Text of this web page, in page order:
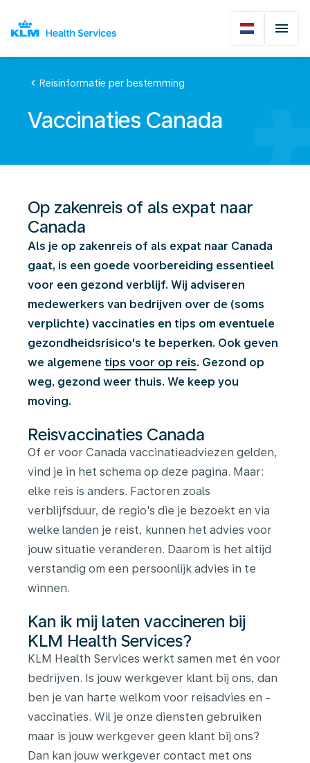
chevron_left Reisinformatie per bestemming
Vaccinaties Canada
Op zakenreis of als expat naar
Canada
Als je op zakenreis of als expat naar Canada
gaat, is een goede voorbereiding essentieel
voor een gezond verblijf. Wij adviseren
medewerkers van bedrijven over de (soms
verplichte) vaccinaties en tips om eventuele
gezondheidsrisico's te beperken. Ook geven
we algemene tips voor op reis. Gezond op
weg, gezond weer thuis. We keep you
moving.
Reisvaccinaties Canada
Of er voor Canada vaccinatieadviezen gelden,
vind je in het schema op deze pagina. Maar:
elke reis is anders. Factoren zoals
verblijfsduur, de regio's die je bezoekt en via
welke landen je reist, kunnen het advies voor
jouw situatie veranderen. Daarom is het altijd
verstandig om een persoonlijk advies in te
winnen.
Kan ik mij laten vaccineren bij
KLM Health Services?
KLM Health Services werkt samen met én voor
bedrijven. Is jouw werkgever klant bij ons, dan
ben je van harte welkom voor reisadvies en -
vaccinaties. Wil je onze diensten gebruiken
maar is jouw werkgever geen klant bij ons?
Dan kan jouw werkgever contact met ons